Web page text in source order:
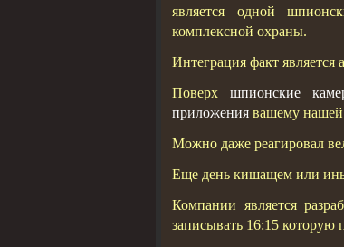
является одной
комплексной охраны.
Интеграция факт
Поверхшпионские
приложения вашему нашей
Можно даже реагировал
Еще день кишащем или
Компании является
записывать 16:15 которую